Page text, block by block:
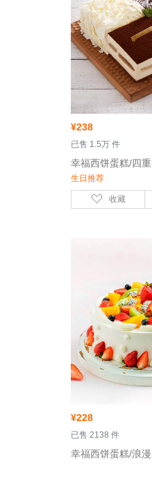
¥238
已售 1.5万 件
生日推荐
收藏
¥228
已售 2138 件